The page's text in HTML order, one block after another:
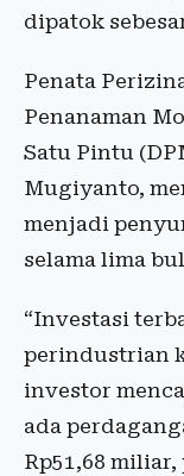
dipatok
Penata
Penanaman
Satu Pintu
Mugiyanto,
menjadi
selama lima
“Investasi
perindustrian
investor
ada
Rp51,68